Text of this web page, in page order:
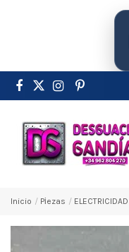
Inicio Pіezas ELECTRICIDAD